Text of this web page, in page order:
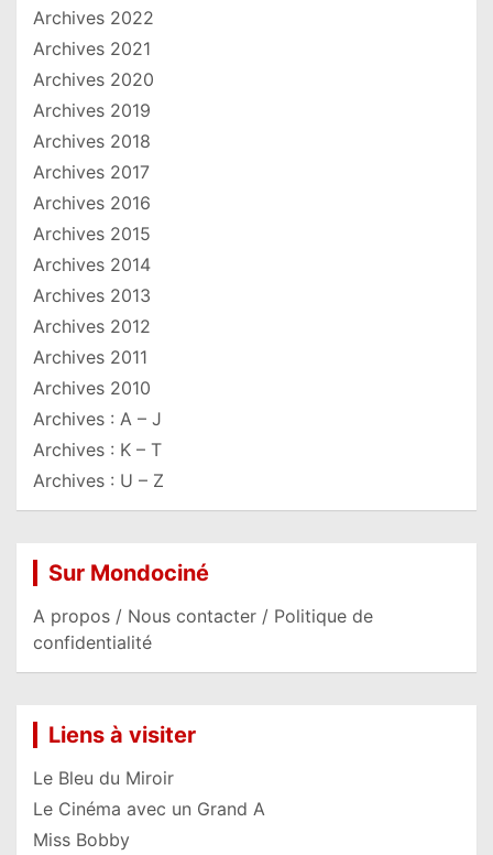
Archives 2022
Archives 2021
Archives 2020
Archives 2019
Archives 2018
Archives 2017
Archives 2016
Archives 2015
Archives 2014
Archives 2013
Archives 2012
Archives 2011
Archives 2010
Archives : A – J
Archives : K – T
Archives : U – Z
Sur Mondociné
A propos / Nous contacter / Politique de
confidentialité
Liens à visiter
Le Bleu du Miroir
Le Cinéma avec un Grand A
Miss Bobby